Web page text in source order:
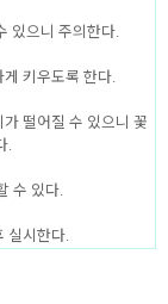
있으니 주의한다.
키우도록 한다.
떨어질 수 있으니 꽃
.
수 있다.
실시한다.